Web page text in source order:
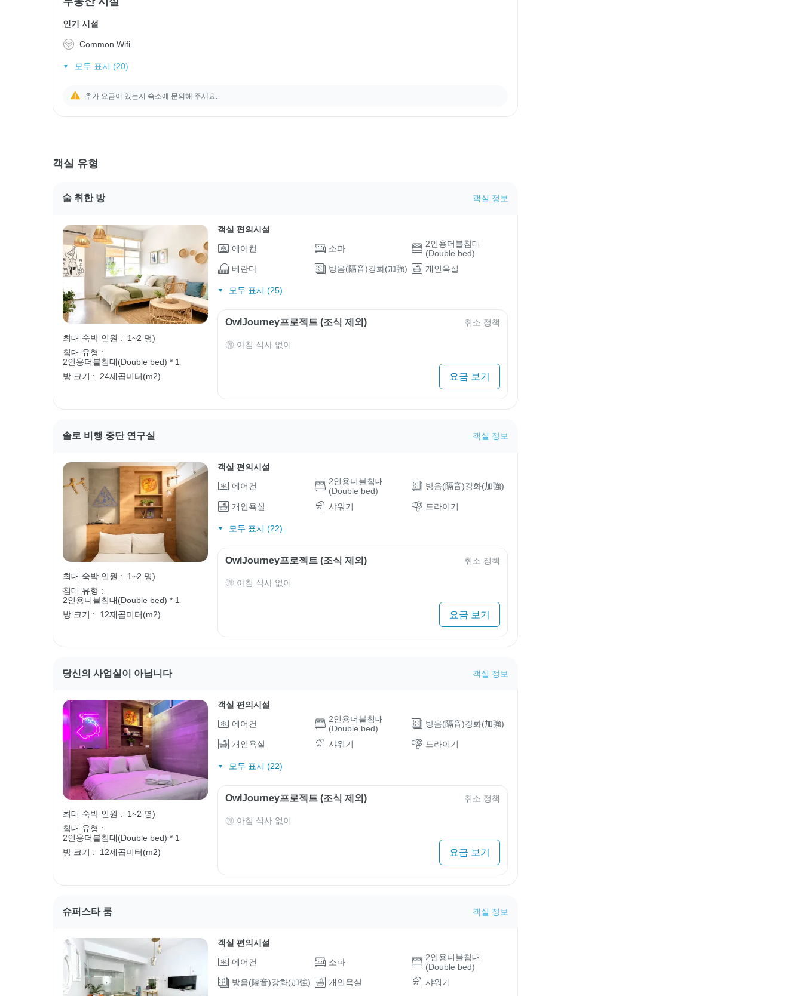
인기 시설
Common Wifi
모두 표시 (20)
추가 요금이 있는지 숙소에 문의해 주세요.
객실 유형
술 취한 방 객실 정보
최대 숙박 인원 :
1~2 명)
침대 유형 :
2인용더블침대(Double bed) * 1
방 크기 :
24제곱미터(m2)
객실 편의시설
에어컨
소파
2인용더블침대
(Double bed)
베란다
방음(隔音)강화(加強) 개인욕실
모두 표시 (25)
OwlJourney프로젝트 (조식 제외) 취소 정책
아침 식사 없이
요금 보기
솔로 비행 중단 연구실 객실 정보
최대 숙박 인원 :
1~2 명)
침대 유형 :
2인용더블침대(Double bed) * 1
방 크기 :
12제곱미터(m2)
객실 편의시설
에어컨
2인용더블침대
(Double bed)
방음(隔音)강화(加強)
개인욕실 샤워기 드라이기
모두 표시 (22)
OwlJourney프로젝트 (조식 제외) 취소 정책
아침 식사 없이
요금 보기
당신의 사업실이 아닙니다 객실 정보
최대 숙박 인원 :
1~2 명)
침대 유형 :
2인용더블침대(Double bed) * 1
방 크기 :
12제곱미터(m2)
객실 편의시설
에어컨
2인용더블침대
(Double bed)
방음(隔音)강화(加強)
개인욕실 샤워기 드라이기
모두 표시 (22)
OwlJourney프로젝트 (조식 제외) 취소 정책
아침 식사 없이
요금 보기
슈퍼스타 룸 객실 정보
객실 편의시설
에어컨
소파
2인용더블침대
(Double bed)
방음(隔音)강화(加強)
개인욕실 샤워기